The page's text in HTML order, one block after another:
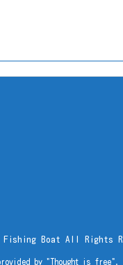
Fishing Boat All Rights
by " Thought is free".